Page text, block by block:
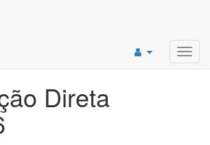
Direta